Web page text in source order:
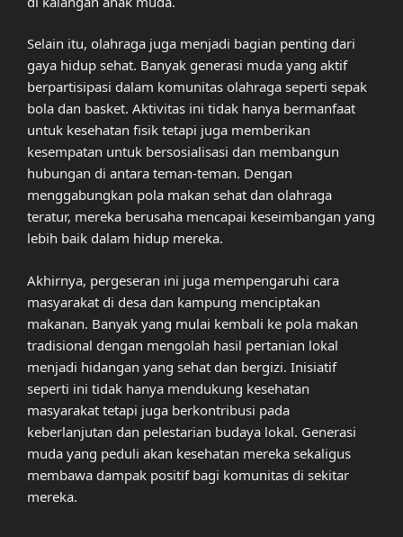
Selain itu, olahraga juga menjadi bagian penting dari
gaya hidup sehat. Banyak generasi muda yang aktif
berpartisipasi dalam komunitas olahraga seperti sepak
bola dan basket. Aktivitas ini tidak hanya bermanfaat
untuk kesehatan fisik tetapi juga memberikan
kesempatan untuk bersosialisasi dan membangun
hubungan di antara teman-teman. Dengan
menggabungkan pola makan sehat dan olahraga
teratur, mereka berusaha mencapai keseimbangan yang
lebih baik dalam hidup mereka.
Akhirnya, pergeseran ini juga mempengaruhi cara
masyarakat di desa dan kampung menciptakan
makanan. Banyak yang mulai kembali ke pola makan
tradisional dengan mengolah hasil pertanian lokal
menjadi hidangan yang sehat dan bergizi. Inisiatif
seperti ini tidak hanya mendukung kesehatan
masyarakat tetapi juga berkontribusi pada
keberlanjutan dan pelestarian budaya lokal. Generasi
muda yang peduli akan kesehatan mereka sekaligus
membawa dampak positif bagi komunitas di sekitar
mereka.